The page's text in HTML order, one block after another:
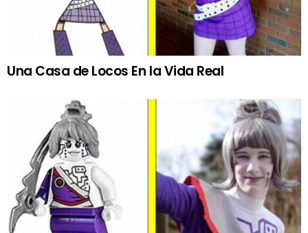
Una Casa de Locos En la Vida Real